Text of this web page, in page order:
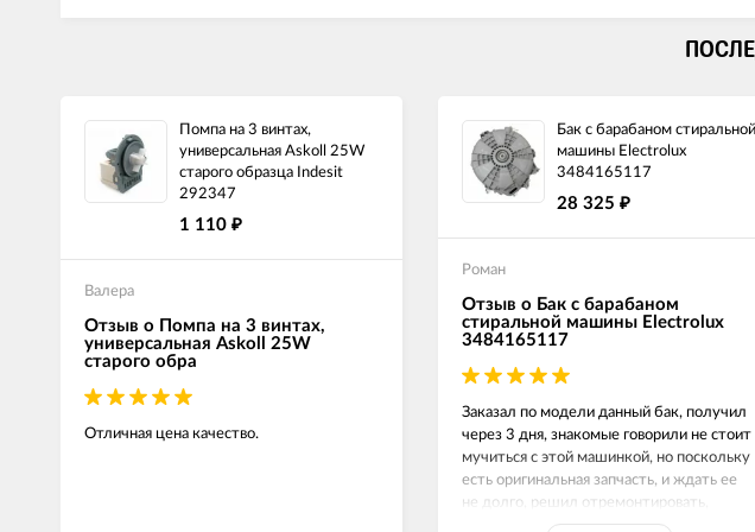
Помпа на 3 винтах,
универсальная Askoll 25W
старого образца Indesit
292347
1 110 ₽
Валера
Отзыв о Помпа на 3 винтах,
универсальная Askoll 25W
старого обра
Отличная цена качество.
Бак с барабаном стиральной
машины Electrolux
3484165117
28 325 ₽
Роман
Отзыв о Бак с барабаном
стиральной машины Electrolux
3484165117
Заказал по модели данный бак, получил
через 3 дня, знакомые говорили не стоит
мучиться с этой машинкой, но поскольку
есть оригинальная запчасть, и ждать ее
не долго, решил отремонтировать,
сейчас все работает как часы.